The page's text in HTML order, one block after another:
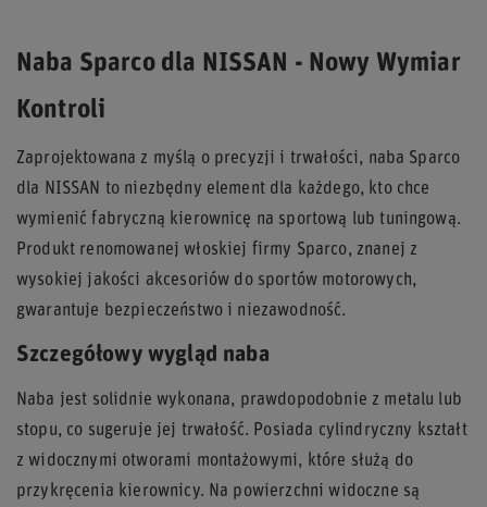
Naba Sparco dla NISSAN - Nowy Wymiar
Kontroli
Zaprojektowana z myślą o precyzji i trwałości, naba Sparco
dla NISSAN to niezbędny element dla każdego, kto chce
wymienić fabryczną kierownicę na sportową lub tuningową.
Produkt renomowanej włoskiej firmy Sparco, znanej z
wysokiej jakości akcesoriów do sportów motorowych,
gwarantuje bezpieczeństwo i niezawodność.
Szczegółowy wygląd naba
Naba jest solidnie wykonana, prawdopodobnie z metalu lub
stopu, co sugeruje jej trwałość. Posiada cylindryczny kształt
z widocznymi otworami montażowymi, które służą do
przykręcenia kierownicy. Na powierzchni widoczne są